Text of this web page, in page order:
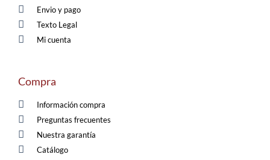
Envio y pago
Texto Legal
Mi cuenta
Compra
Información compra
Preguntas frecuentes
Nuestra garantía
Catálogo